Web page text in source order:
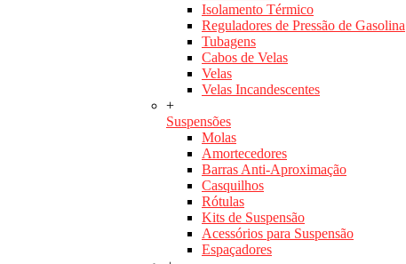
Isolamento Térmico
Reguladores de Pressão de Gasolina
Tubagens
Cabos de Velas
Velas
Velas Incandescentes
+
Suspensões
Molas
Amortecedores
Barras Anti-Aproximação
Casquilhos
Rótulas
Kits de Suspensão
Acessórios para Suspensão
Espaçadores